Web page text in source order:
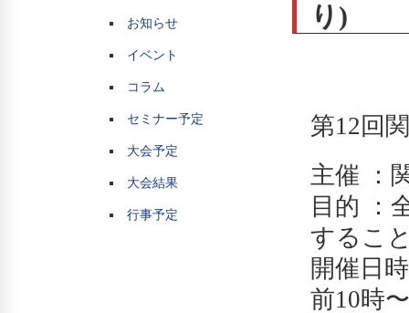
お知らせ
イベント
コラム
セミナー予定
大会予定
大会結果
行事予定
り)
第12回
主催 ：
目的 ：
するこ
開催日
前10時